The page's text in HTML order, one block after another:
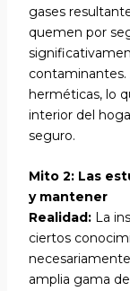
gases
quemen por
herméticas, lo
interior del
seguro.
Mito 2: Las
y mantener
Realidad:La
ciertos
amplia gama